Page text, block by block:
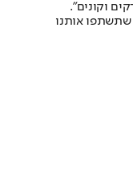
וקונים".
אותנו